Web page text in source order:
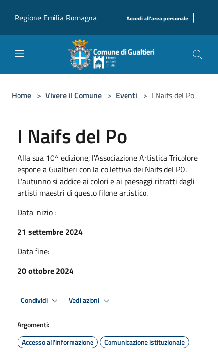
Regione Emilia Romagna
Accedi all'area personale |
Home > Vivere il Comune > Eventi > I Naifs del Po
I Naifs del Po
Alla sua 10^ edizione, l'Associazione Artistica Tricolore
espone a Gualtieri con la collettiva dei Naifs del PO.
L'autunno si addice ai colori e ai paesaggi ritratti dagli
artisti maestri di questo filone artistico.
Data inizio :
21 settembre 2024
Data fine:
20 ottobre 2024
Condividi Vedi azioni
Argomenti:
Accesso all'informazione
Comunicazione istituzionale